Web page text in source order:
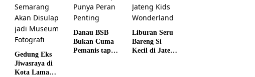
Gedung Eks
Jiwasraya di
Kota Lama
Danau BSB
Bukan Cuma
Pemanis tapi
Liburan Seru
Bareng Si
Kecil di Jateng